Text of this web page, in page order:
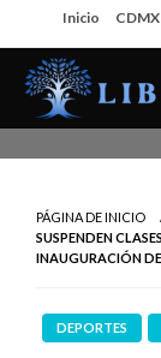
al
contenido
Inicio CDMX
PÁGINA DE INICIO
SUSPENDEN
INAUGURACIÓN
DEPORTES